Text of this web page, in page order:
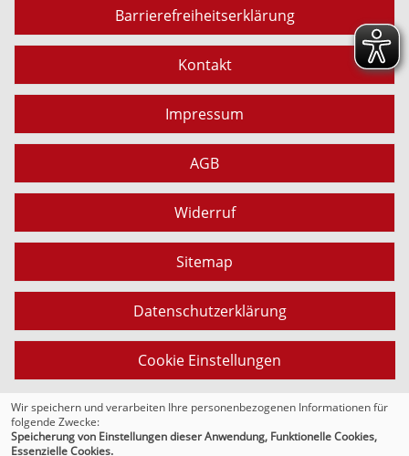
Barrierefreiheitserklärung
Kontakt
Impressum
AGB
Widerruf
Sitemap
Datenschutzerklärung
Cookie Einstellungen
© 2026 Kufer Software GmbH
Wir speichern und verarbeiten Ihre personenbezogenen Informationen für
folgende Zwecke:
Speicherung von Einstellungen dieser Anwendung, Funktionelle Cookies,
Essenzielle Cookies.